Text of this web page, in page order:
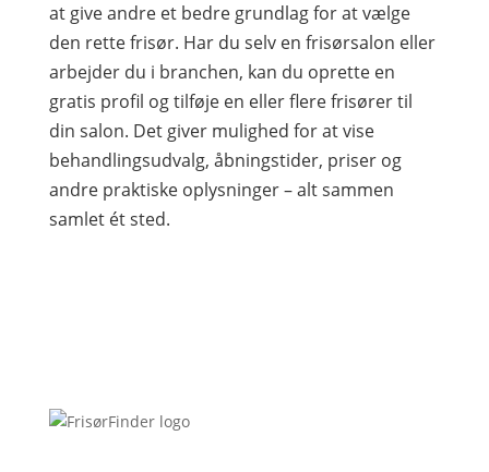
at give andre et bedre grundlag for at vælge
den rette frisør. Har du selv en frisørsalon eller
arbejder du i branchen, kan du oprette en
gratis profil og tilføje en eller flere frisører til
din salon. Det giver mulighed for at vise
behandlingsudvalg, åbningstider, priser og
andre praktiske oplysninger – alt sammen
samlet ét sted.